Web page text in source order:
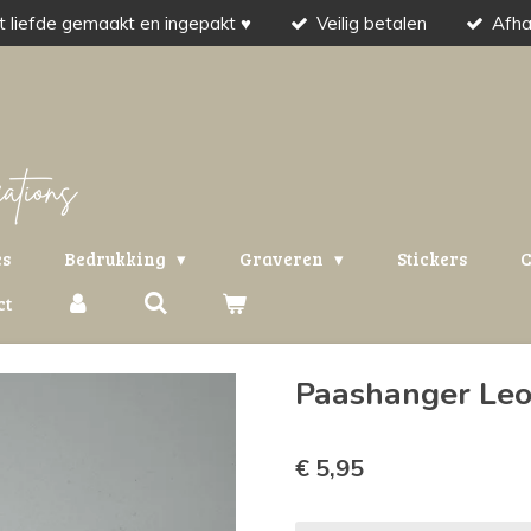
liefde gemaakt en ingepakt ♥ Veilig betalen
Bedrukking Graveren Stickers
Paashanger
€ 5,95